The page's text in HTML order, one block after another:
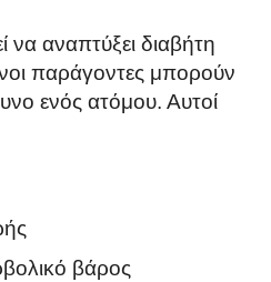
αναπτύξει διαβήτη
παράγοντες μπορούν
ενός ατόμου. Αυτοί
βάρος